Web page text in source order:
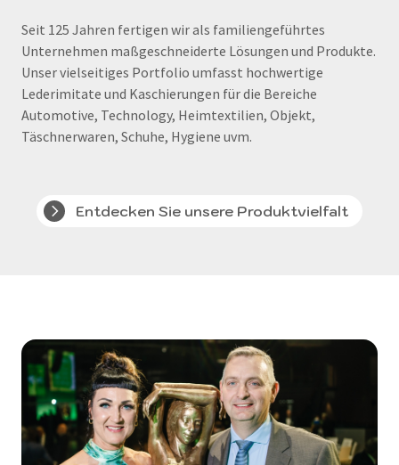
Seit 125 Jahren fertigen wir als familiengeführtes
Unternehmen maßgeschneiderte Lösungen und Produkte.
Unser vielseitiges Portfolio umfasst hochwertige
Lederimitate und Kaschierungen für die Bereiche
Automotive, Technology, Heimtextilien, Objekt,
Täschnerwaren, Schuhe, Hygiene uvm.
Entdecken Sie unsere Produktvielfalt